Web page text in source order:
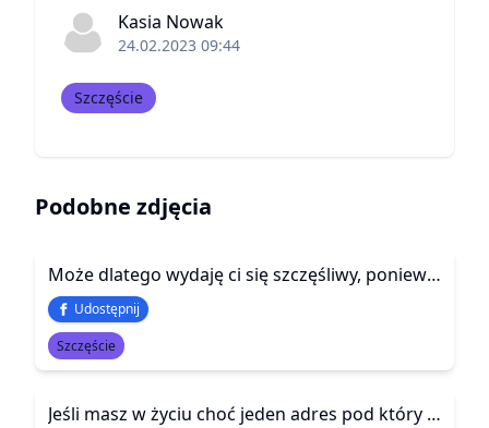
Kasia Nowak
24.02.2023 09:44
Szczęście
Podobne zdjęcia
Może dlatego wydaję ci się szczęśliwy, ponieważ cieszę się tym, co mam, a nie tęsknię za tym, czego nie mam
Udostępnij
Szczęście
Jeśli masz w życiu choć jeden adres pod który zawsze możesz pójść i być pewien, że zostaniesz przyjęty... Jeśli znasz choć jeden numer telefonu pod którym zawsze się ktoś odezwie, bez względu na porę, bez względu na wszystko.. To znaczy że jesteś naprawdę